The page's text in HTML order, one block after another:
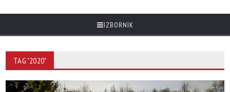
IZBORNIK
TAG "2020"